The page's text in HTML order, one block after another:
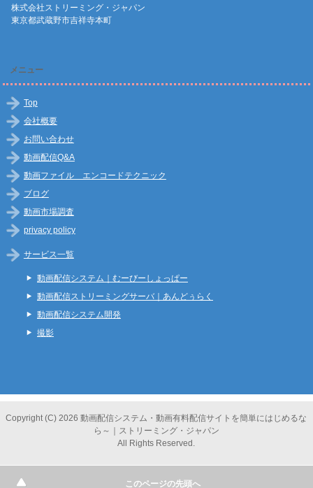
株式会社ストリーミング・ジャパン
東京都武蔵野市吉祥寺本町
メニュー
Top
会社概要
お問い合わせ
動画配信Q&A
動画ファイル エンコードテクニック
ブログ
動画市場調査
privacy policy
サービス一覧
動画配信システム｜むーびーしょっぱー
動画配信ストリーミングサーバ｜あんどぅらく
動画配信システム開発
撮影
Copyright (C) 2026 動画配信システム・動画有料配信サイトを簡単にはじめるな
ら～｜ストリーミング・ジャパン
All Rights Reserved.
このページの先頭へ